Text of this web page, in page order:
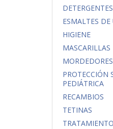
DETERGENTES
ESMALTES DE
HIGIENE
PROTECCIÓN
PEDIÁTRICA
RECAMBIOS
TETINAS